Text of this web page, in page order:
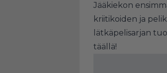
Jääkiekon
kriitikoiden ja
lätkäpelisarjan
täällä!